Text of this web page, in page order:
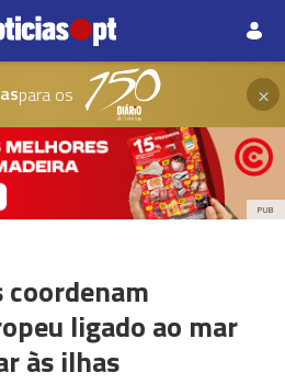
para os ×
PUB
coordenam
ligado ao mar
às ilhas